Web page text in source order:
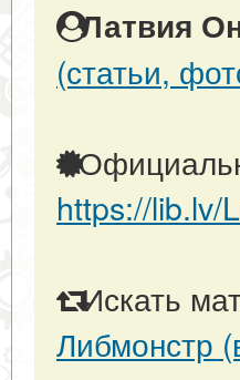
Латвия
(статьи,
https://lib.lv/
Искать
Либмонстр